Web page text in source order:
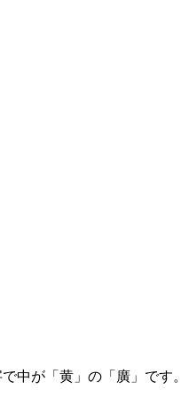
中が「黄」の「廣」です。